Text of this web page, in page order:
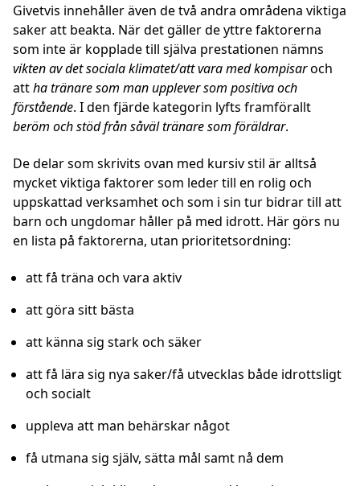
Givetvis innehåller även de två andra områdena viktiga
saker att beakta. När det gäller de yttre faktorerna
som inte är kopplade till själva prestationen nämns
vikten av det sociala klimatet/att vara med kompisaroch
attha tränare som man upplever som positiva och
förstående. I den fjärde kategorin lyfts framförallt
beröm och stöd från såväl tränare som föräldrar.
De delar som skrivits ovan med kursiv stil är alltså
mycket viktiga faktorer som leder till en rolig och
uppskattad verksamhet och som i sin tur bidrar till att
barn och ungdomar håller på med idrott. Här görs nu
en lista på faktorerna, utan prioritetsordning:
att få träna och vara aktiv
att göra sitt bästa
att känna sig stark och säker
att få lära sig nya saker/få utvecklas både idrottsligt
och socialt
uppleva att man behärskar något
få utmana sig själv, sätta mål samt nå dem